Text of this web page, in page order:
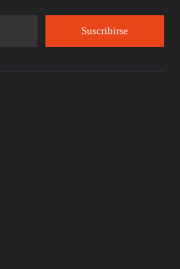
Suscribirse